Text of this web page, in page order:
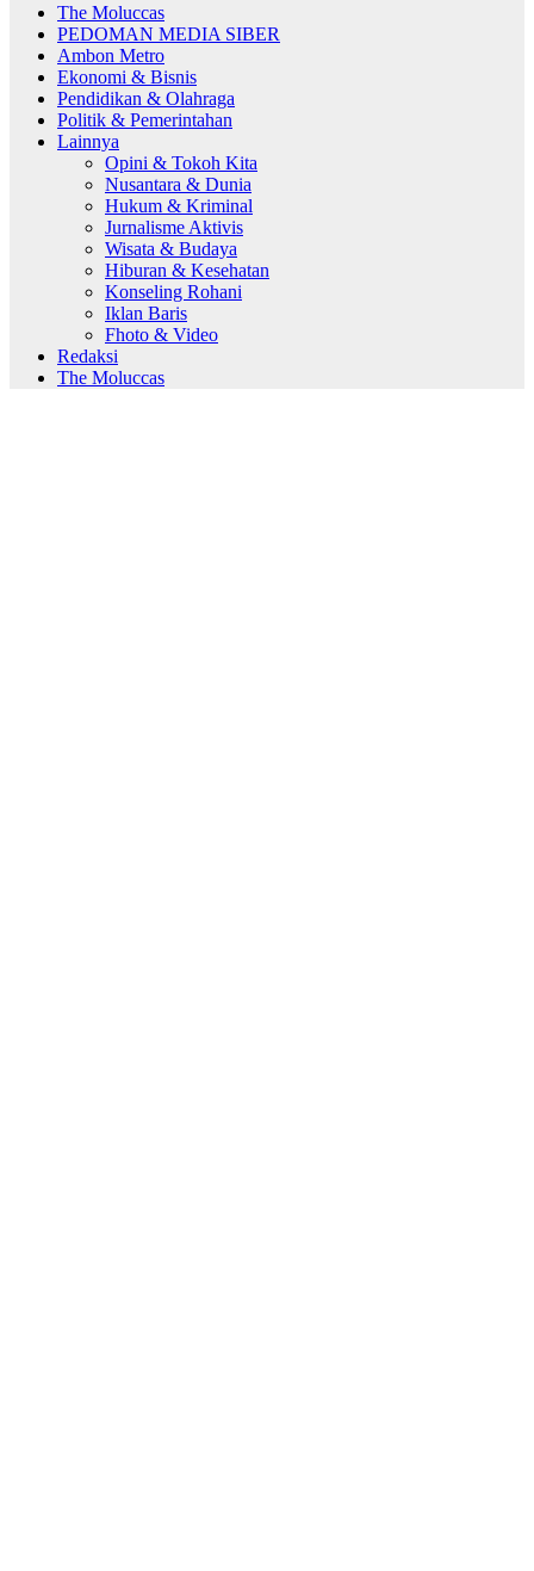
The Moluccas
PEDOMAN MEDIA SIBER
Ambon Metro
Ekonomi & Bisnis
Pendidikan & Olahraga
Politik & Pemerintahan
Lainnya
Opini & Tokoh Kita
Nusantara & Dunia
Hukum & Kriminal
Jurnalisme Aktivis
Wisata & Budaya
Hiburan & Kesehatan
Konseling Rohani
Iklan Baris
Fhoto & Video
Redaksi
The Moluccas